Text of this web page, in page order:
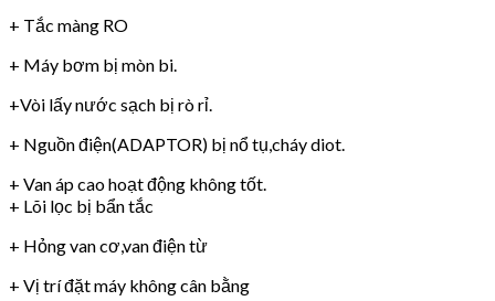
+ Tắc màng RO
+ Máy bơm bị mòn bi.
+Vòi lấy nước sạch bị rò rỉ.
+ Nguồn điện(ADAPTOR) bị nổ tụ,cháy diot.
+ Van áp cao hoạt động không tốt.
+ Lõi lọc bị bẩn tắc
+ Hỏng van cơ,van điện từ
+ Vị trí đặt máy không cân bằng